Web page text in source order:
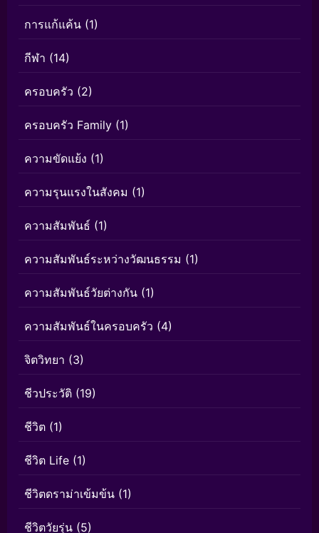
การแก้แค้น (1)
กีฬา (14)
ครอบครัว (2)
ครอบครัว Family (1)
ความขัดแย้ง (1)
ความรุนแรงในสังคม (1)
ความสัมพันธ์ (1)
ความสัมพันธ์ระหว่างวัฒนธรรม (1)
ความสัมพันธ์วัยต่างกัน (1)
ความสัมพันธ์ในครอบครัว (4)
จิตวิทยา (3)
ชีวประวัติ (19)
ชีวิต (1)
ชีวิต Life (1)
ชีวิตดราม่าเข้มข้น (1)
ชีวิตวัยรุ่น (5)